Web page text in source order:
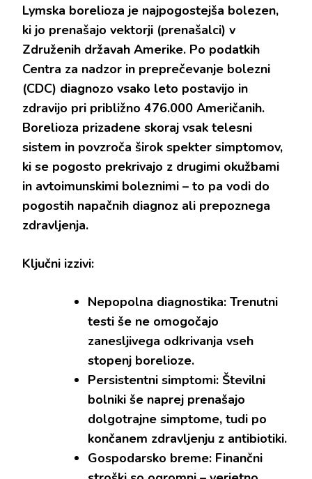
Lymska borelioza je najpogostejša bolezen,
ki jo prenašajo vektorji (prenašalci) v
Združenih državah Amerike. Po podatkih
Centra za nadzor in preprečevanje bolezni
(CDC) diagnozo vsako leto postavijo in
zdravijo pri približno 476.000 Američanih.
Borelioza prizadene skoraj vsak telesni
sistem in povzroča širok spekter simptomov,
ki se pogosto prekrivajo z drugimi okužbami
in avtoimunskimi boleznimi – to pa vodi do
pogostih napačnih diagnoz ali prepoznega
zdravljenja.
Ključni izzivi:
Nepopolna diagnostika: Trenutni
testi še ne omogočajo
zanesljivega odkrivanja vseh
stopenj borelioze.
Persistentni simptomi: Številni
bolniki še naprej prenašajo
dolgotrajne simptome, tudi po
končanem zdravljenju z antibiotiki.
Gospodarsko breme: Finančni